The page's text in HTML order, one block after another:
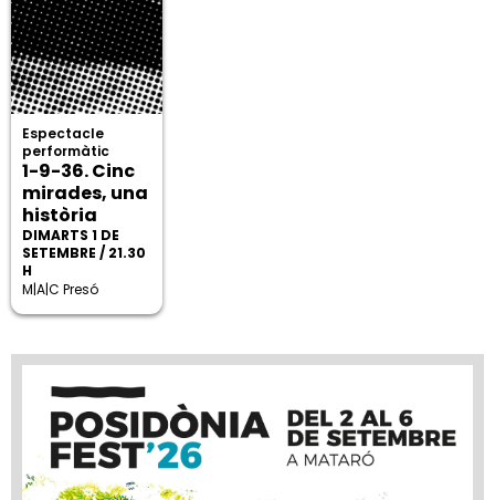
Espectacle
performàtic
1-9-36. Cinc
mirades, una
història
DIMARTS 1 DE
SETEMBRE / 21.30
H
M|A|C Presó